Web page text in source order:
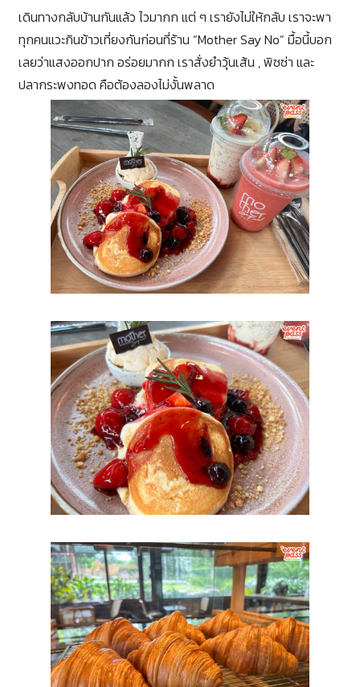
เดินทางกลับบ้านกันแล้ว ไวมากก แต่ ๆ เรายังไม่ให้กลับ เราจะพา
ทุกคนแวะกินข้าวเที่ยงกันก่อนที่ร้าน “Mother Say No” มื้อนี้บอก
เลยว่าแสงออกปาก อร่อยมากก เราสั่งยำวุ้นเส้น , พิซซ่า และ
ปลากระพงทอด คือต้องลองไม่งั้นพลาด